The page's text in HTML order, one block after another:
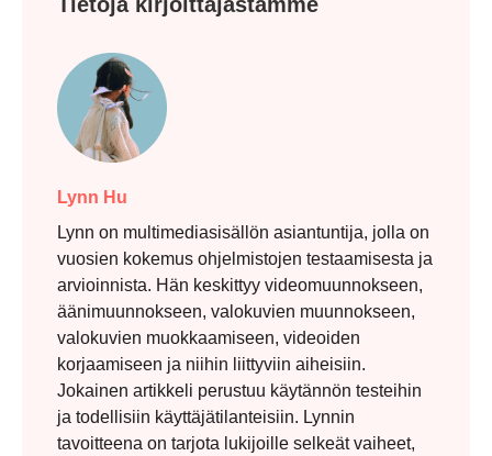
Lynn Hu
Lynn on multimediasisällön asiantuntija, jolla on
vuosien kokemus ohjelmistojen testaamisesta ja
arvioinnista. Hän keskittyy videomuunnokseen,
äänimuunnokseen, valokuvien muunnokseen,
valokuvien muokkaamiseen, videoiden
korjaamiseen ja niihin liittyviin aiheisiin.
Jokainen artikkeli perustuu käytännön testeihin
ja todellisiin käyttäjätilanteisiin. Lynnin
tavoitteena on tarjota lukijoille selkeät vaiheet,